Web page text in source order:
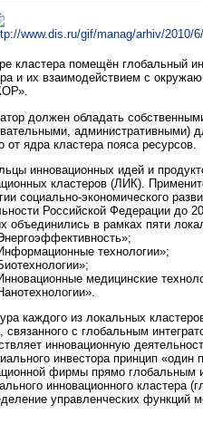
кластера помещён глобальный
и их взаимодействием с
должен обладать
административными)
от ядра кластера пояса ресурсов.
инновационных идей и
кластеров (ЛИК).
социально-экономического
Российской Федерации до
объединились в рамках пяти
технологии»;
медицинские
каждого из локальных
связанного с глобальным
инновационную
инвестора принцип
фирмы прямо глобальным
инновационного кластера
управленческих функций